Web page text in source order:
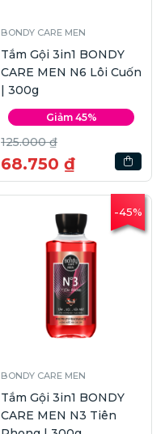
BONDY CARE MEN
Tắm Gội 3in1 BONDY
CARE MEN N6 Lôi Cuốn
| 300g
Giảm 45%
125.000 ₫
68.750 ₫
-45%
BONDY CARE MEN
Tắm Gội 3in1 BONDY
CARE MEN N3 Tiên